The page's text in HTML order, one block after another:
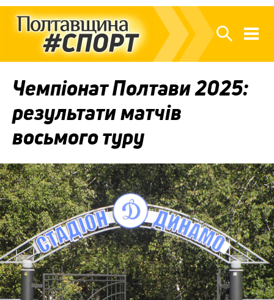
Чемпіонат Полтави 2025:
результати матчів
восьмого туру